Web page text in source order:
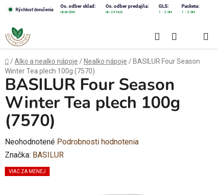
obsah
Rýchlosť doručenia
Os. odber sklad: Os. odber predajňa: GLS: Packeta:
okamžite do 24 hod. 1 - 2 dni 1 - 2 dni
Hľadať
KOŠÍK
Domov
/Alko a nealko nápoje / Nealko nápoje / BASILUR Four Season
Winter Tea plech 100g (7570)
BASILUR Four Season
Winter Tea plech 100g
(7570)
Priemerné
hodnotenie
produktu
Neohodnotené Podrobnosti hodnotenia
Značka: BASILUR
VIAC ZA MENEJ